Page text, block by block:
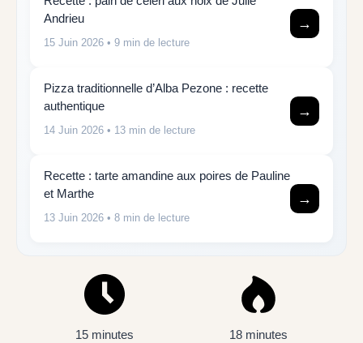
Andrieu
15 Juin 2026 • 9 min de lecture
→
Pizza traditionnelle d’Alba Pezone : recette
authentique
14 Juin 2026 • 13 min de lecture
→
Recette : tarte amandine aux poires de Pauline
et Marthe
13 Juin 2026 • 8 min de lecture
→
15 minutes 18 minutes